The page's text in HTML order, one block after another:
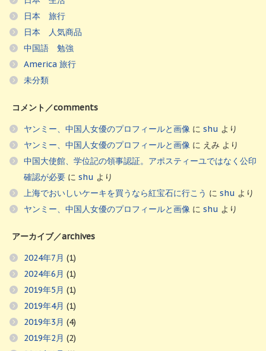
日本 旅行
日本 人気商品
中国語 勉強
America 旅行
未分類
コメント／comments
ヤンミー、中国人女優のプロフィールと画像 に shu より
ヤンミー、中国人女優のプロフィールと画像 に えみ より
中国大使館、学位記の領事認証。アポスティーユではなく公印
確認が必要 に shu より
上海でおいしいケーキを買うなら紅宝石に行こう に shu より
ヤンミー、中国人女優のプロフィールと画像 に shu より
アーカイブ／archives
2024年7月 (1)
2024年6月 (1)
2019年5月 (1)
2019年4月 (1)
2019年3月 (4)
2019年2月 (2)